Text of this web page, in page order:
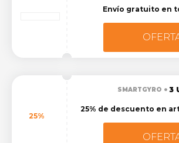
Envío gratuito en
25%
SMARTGYRO 3
25% de descuento en